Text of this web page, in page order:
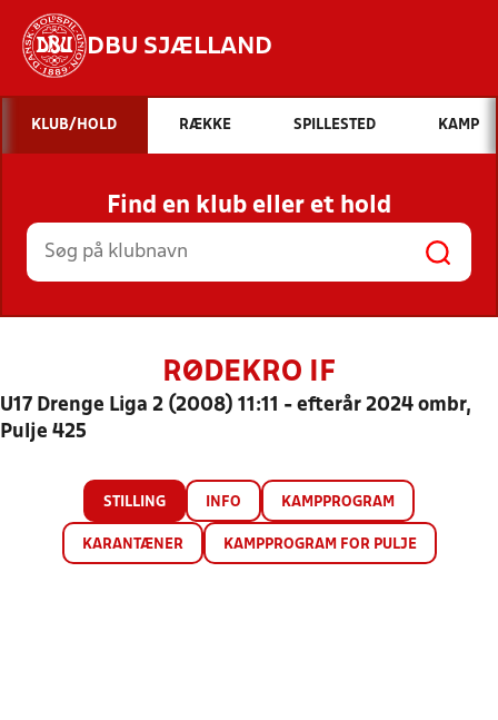
DBU SJÆLLAND
Hvad vil du søge efter?
INDHOLD OG NYHEDER
STILLINGER, RESULTATER, KLUBBER OG
HOLD
KLUB/HOLD RÆKKE SPILLESTED KAMP
Find en klub eller et hold
RØDEKRO IF
U17 Drenge Liga 2 (2008) 11:11 - efterår 2024 ombr,
Pulje 425
STILLING INFO KAMPPROGRAM
KARANTÆNER KAMPPROGRAM FOR PULJE